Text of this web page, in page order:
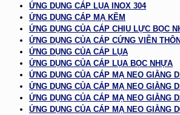
ỨNG DỤNG CÁP LỤA INOX 304
ỨNG DỤNG CÁP MẠ KẼM
ỨNG DỤNG CỦA CÁP CHỊU LỰC BỌC
ỨNG DỤNG CỦA CÁP CỨNG VIỄN
ỨNG DỤNG CỦA CÁP LỤA
ỨNG DỤNG CỦA CÁP LỤA BỌC NHỰA
ỨNG DỤNG CỦA CÁP MẠ NEO GIẰNG
ỨNG DỤNG CỦA CÁP MẠ NEO GIẰNG
ỨNG DỤNG CỦA CÁP MẠ NEO GIẰNG
ỨNG DỤNG CỦA CÁP MẠ NEO GIẰNG